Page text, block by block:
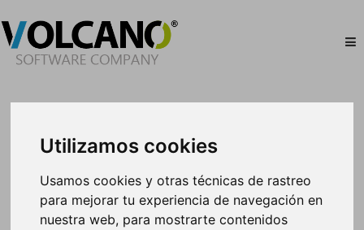
Utilizamos cookies
Usamos cookies y otras técnicas de rastreo
para mejorar tu experiencia de navegación en
nuestra web, para mostrarte contenidos